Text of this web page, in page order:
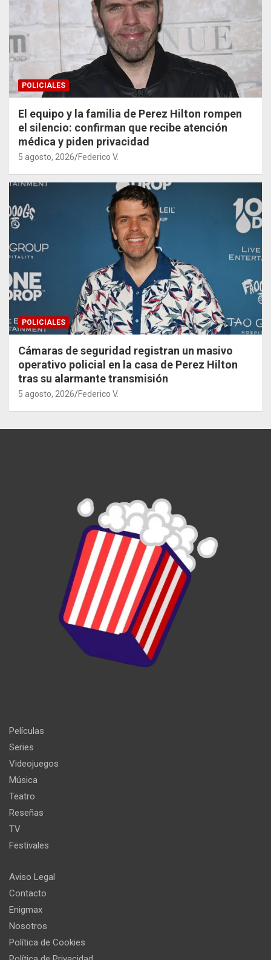
POLICIALES
El equipo y la familia de Perez Hilton rompen
el silencio: confirman que recibe atención
médica y piden privacidad
5 agosto, 2026 Federico V.
POLICIALES
Cámaras de seguridad registran un masivo
operativo policial en la casa de Perez Hilton
tras su alarmante transmisión
5 agosto, 2026 Federico V.
Películas
Series
Videojuegos
Música
Teatro
Reseñas
TV
Festivales
Aviso Legal
Contacto
Enigmax
Nosotros
Política de Cookies